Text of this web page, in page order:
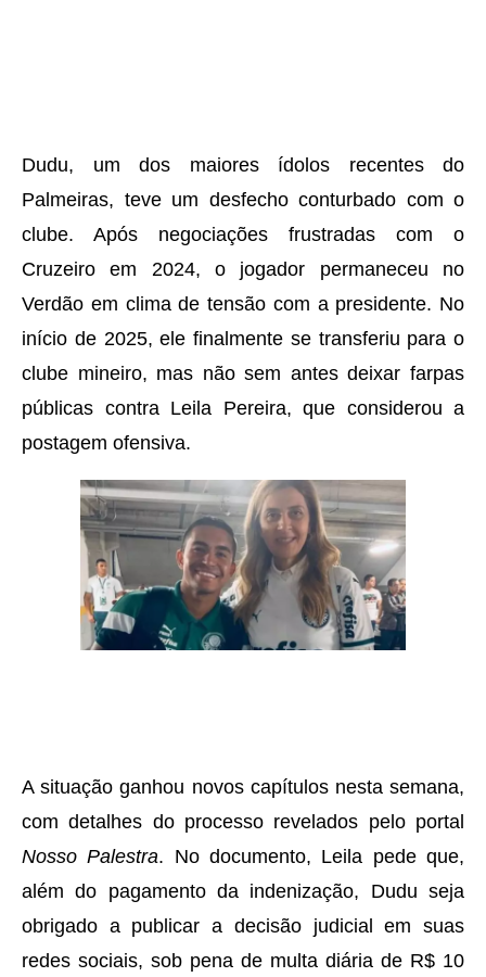
Dudu, um dos maiores ídolos recentes do
Palmeiras, teve um desfecho conturbado com o
clube. Após negociações frustradas com o
Cruzeiro em 2024, o jogador permaneceu no
Verdão em clima de tensão com a presidente. No
início de 2025, ele finalmente se transferiu para o
clube mineiro, mas não sem antes deixar farpas
públicas contra Leila Pereira, que considerou a
postagem ofensiva.
A situação ganhou novos capítulos nesta semana,
com detalhes do processo revelados pelo portal
Nosso Palestra. No documento, Leila pede que,
além do pagamento da indenização, Dudu seja
obrigado a publicar a decisão judicial em suas
redes sociais, sob pena de multa diária de R$ 10